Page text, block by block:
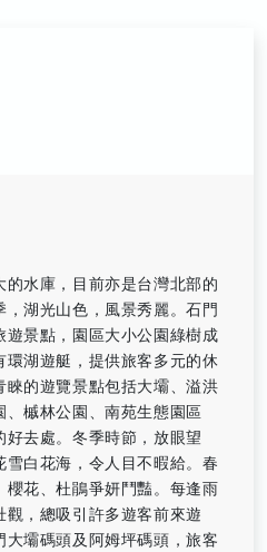
水庫，目前亦是台灣北部的
湖光山色，風景秀麗。石門
遊景點，園區大小公園綠樹成
環湖遊艇，提供旅客多元的休
睞的遊覽景點包括大壩、溢洪
槭林公園、南苑生態園區
去處。冬季時節，放眼望
白花海，令人目不暇給。春
櫻花、杜鵑爭妍鬥豔。每逢雨
，總吸引許多遊客前來遊
壩碼頭及阿姆坪碼頭，旅客